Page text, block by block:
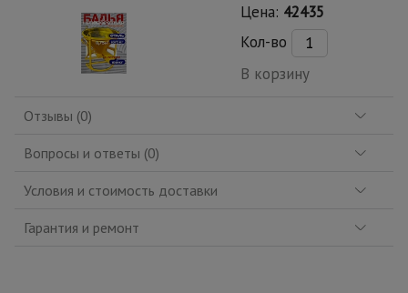
Цена: 42435
Кол-во
В корзину
Отзывы (0)
Вопросы и ответы (0)
Условия и стоимость доставки
Гарантия и ремонт